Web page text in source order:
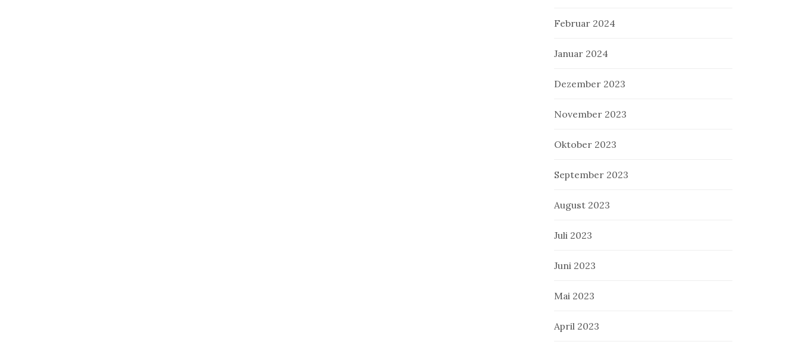
Februar 2024
Januar 2024
Dezember 2023
November 2023
Oktober 2023
September 2023
August 2023
Juli 2023
Juni 2023
Mai 2023
April 2023